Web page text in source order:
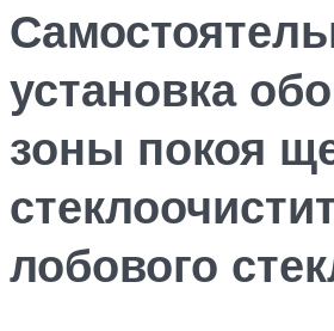
установка
зоны покоя
лобового